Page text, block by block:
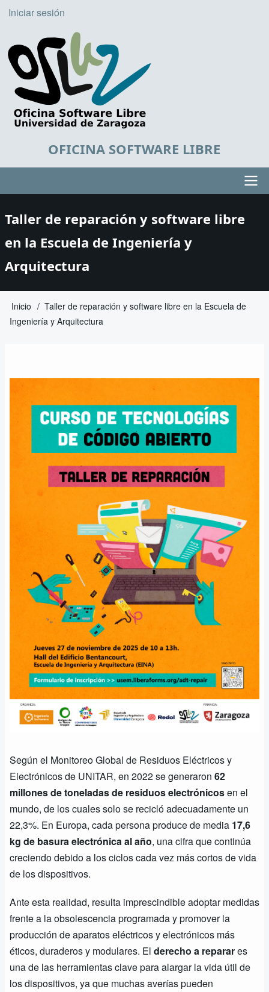
Pasar
contenido
principal
User
account
menu
Iniciar sesión
OFICINA SOFTWARE LIBRE
Main
Taller de reparación y software libre
en la Escuela de Ingeniería y
Arquitectura
Sobrescribir
ayuda
navegación
Inicio
Taller de reparación y software libre en la Escuela de
Ingeniería y Arquitectura
Según el Monitoreo Global de Residuos Eléctricos y
Electrónicos de UNITAR, en 2022 se generaron 62
millones de toneladas de residuos electrónicosen el
mundo, de los cuales solo se recicló adecuadamente un
22,3%. En Europa, cada persona produce de media 17,6
kg de basura electrónica al año, una cifra que continúa
creciendo debido a los ciclos cada vez más cortos de vida
de los dispositivos.
Ante esta realidad, resulta imprescindible adoptar medidas
frente a la obsolescencia programada y promover la
producción de aparatos eléctricos y electrónicos más
éticos, duraderos y modulares. El derecho a reparares
una de las herramientas clave para alargar la vida útil de
los dispositivos, ya que muchas averías pueden